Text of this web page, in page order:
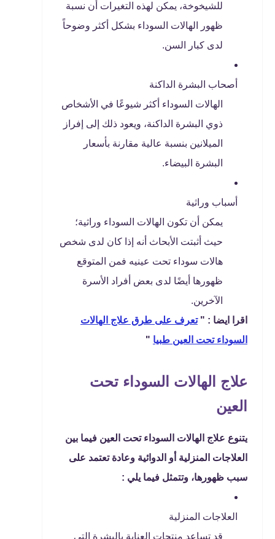
للشيخوخة، يمكن لهذه التغيرات أن نسبة
ظهور الهالات السوداء بشكل أكثر وضوحاً
لدى كبار السن.
أصحاب البشرة الداكنة
الهالات السوداء أكثر شيوعًا في الأشخاص
ذوي البشرة الداكنة، ويعود ذلك إلى إفراز
الميلانين بنسبة عالية مقارنة بأسعار
البشرة البيضاء.
أسباب وراثية
يمكن أن تكون الهالات السوداء وراثية؛
حيث أثبتت الأبحاث أنه إذا كان لدى شخص
هالات سوداء تحت عينيه فمن المتوقع
ظهورها أيضًا لدى بعض أفراد الأسرة
الآخرين.
اقرا ايضا : "تعرف على طرق علاج الهالات
السوداء تحت العين طبيا "
علاج الهالات السوداء تحت
العين
يتنوع علاج الهالات السوداء تحت العين فيما بين
العلاجات المنزلية أو الدوائية وعادة تعتمد على
سبب ظهورها، وتتمثل فيما يلي :
العلاجات المنزلية
قد تساعد منتجات العناية بالبشرة التي